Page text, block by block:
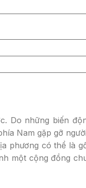
Do những biến
Nam gặp gỡ
phương có thể là
một cộng đồng